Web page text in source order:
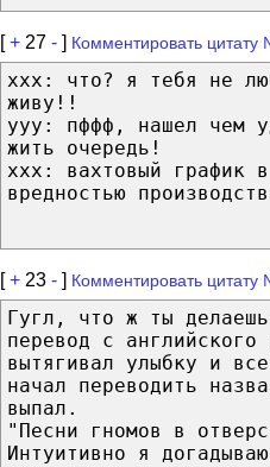
[+ 27 - ] Комментировать цитату
xxx: что? я тебя не
живу!!
yyy: пффф, нашел чем
жить очередь!
xxx: вахтовый график
вредностью
[+ 23 - ] Комментировать цитату
Гугл, что ж ты
перевод с
вытягивал улыбку и
начал переводить
выпал.
"Песни гномов в
Интуитивно я